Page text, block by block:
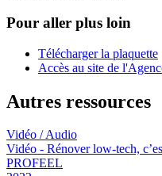
Pour aller plus loin
Télécharger la plaquette
Accès au site de
Autres ressources
Vidéo / Audio
Vidéo - Rénover low-tech,
PROFEEL